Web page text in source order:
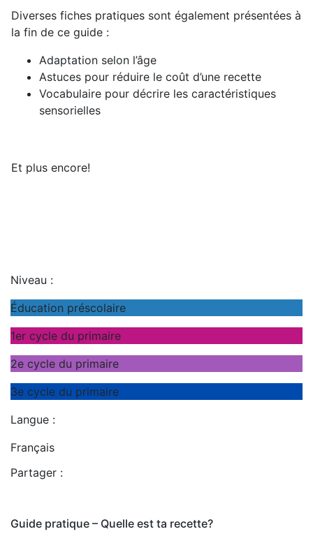
Diverses fiches pratiques sont également présentées à
la fin de ce guide :
Adaptation selon l’âge
Astuces pour réduire le coût d’une recette
Vocabulaire pour décrire les caractéristiques
sensorielles
Et plus encore!
Niveau :
Éducation préscolaire
1er cycle du primaire
2e cycle du primaire
3e cycle du primaire
Langue :
Français
Partager :
Guide pratique – Quelle est ta recette?